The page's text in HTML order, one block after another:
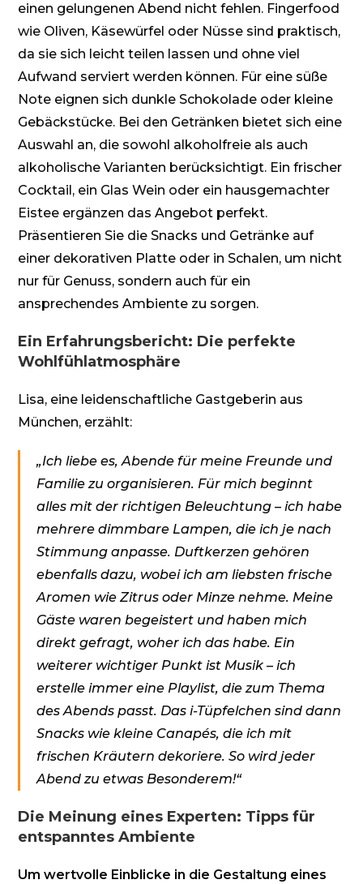
einen gelungenen Abend nicht fehlen. Fingerfood
wie Oliven, Käsewürfel oder Nüsse sind praktisch,
da sie sich leicht teilen lassen und ohne viel
Aufwand serviert werden können. Für eine süße
Note eignen sich dunkle Schokolade oder kleine
Gebäckstücke. Bei den Getränken bietet sich eine
Auswahl an, die sowohl alkoholfreie als auch
alkoholische Varianten berücksichtigt. Ein frischer
Cocktail, ein Glas Wein oder ein hausgemachter
Eistee ergänzen das Angebot perfekt.
Präsentieren Sie die Snacks und Getränke auf
einer dekorativen Platte oder in Schalen, um nicht
nur für Genuss, sondern auch für ein
ansprechendes Ambiente zu sorgen.
Ein Erfahrungsbericht: Die perfekte
Wohlfühlatmosphäre
Lisa, eine leidenschaftliche Gastgeberin aus
München, erzählt:
„Ich liebe es, Abende für meine Freunde und
Familie zu organisieren. Für mich beginnt
alles mit der richtigen Beleuchtung – ich habe
mehrere dimmbare Lampen, die ich je nach
Stimmung anpasse. Duftkerzen gehören
ebenfalls dazu, wobei ich am liebsten frische
Aromen wie Zitrus oder Minze nehme. Meine
Gäste waren begeistert und haben mich
direkt gefragt, woher ich das habe. Ein
weiterer wichtiger Punkt ist Musik – ich
erstelle immer eine Playlist, die zum Thema
des Abends passt. Das i-Tüpfelchen sind dann
Snacks wie kleine Canapés, die ich mit
frischen Kräutern dekoriere. So wird jeder
Abend zu etwas Besonderem!“
Die Meinung eines Experten: Tipps für
entspanntes Ambiente
Um wertvolle Einblicke in die Gestaltung eines